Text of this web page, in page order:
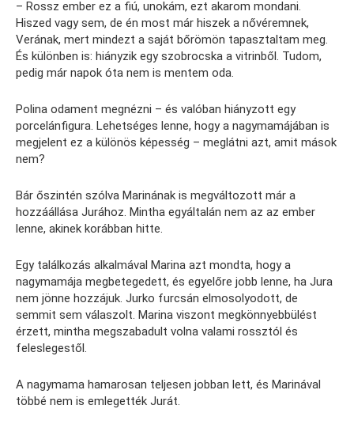
– Rossz ember ez a fiú, unokám, ezt akarom mondani.
Hiszed vagy sem, de én most már hiszek a nővéremnek,
Verának, mert mindezt a saját bőrömön tapasztaltam meg.
És különben is: hiányzik egy szobrocska a vitrinből. Tudom,
pedig már napok óta nem is mentem oda.
Polina odament megnézni – és valóban hiányzott egy
porcelánfigura. Lehetséges lenne, hogy a nagymamájában is
megjelent ez a különös képesség – meglátni azt, amit mások
nem?
Bár őszintén szólva Marinának is megváltozott már a
hozzáállása Jurához. Mintha egyáltalán nem az az ember
lenne, akinek korábban hitte.
Egy találkozás alkalmával Marina azt mondta, hogy a
nagymamája megbetegedett, és egyelőre jobb lenne, ha Jura
nem jönne hozzájuk. Jurko furcsán elmosolyodott, de
semmit sem válaszolt. Marina viszont megkönnyebbülést
érzett, mintha megszabadult volna valami rossztól és
feleslegestől.
A nagymama hamarosan teljesen jobban lett, és Marinával
többé nem is emlegették Jurát.